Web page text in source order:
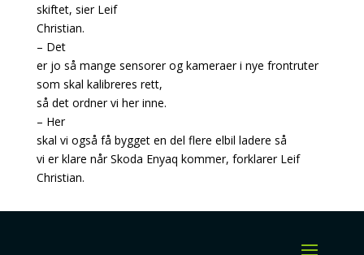
skiftet, sier Leif
Christian.
– Det
er jo så mange sensorer og kameraer i nye frontruter
som skal kalibreres rett,
så det ordner vi her inne.
– Her
skal vi også få bygget en del flere elbil ladere så
vi er klare når Skoda Enyaq kommer, forklarer Leif
Christian.